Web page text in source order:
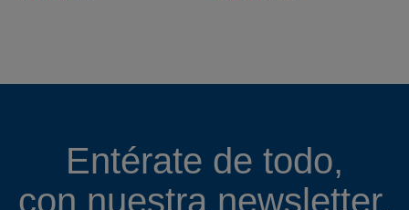
Entérate de todo,
con nuestra newsletter.